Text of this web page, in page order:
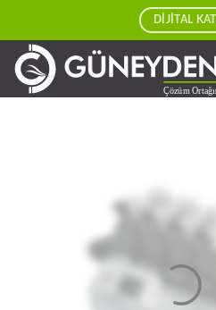
content
DİJİTAL